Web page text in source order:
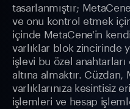
tasarlanmıştır;
ve onu kontrol etmek
içinde MetaCene'in
varlıklar blok zincirinde
işlevi bu özel
altına almaktır.
varlıklarınıza kesintisiz
işlemleri ve hesap